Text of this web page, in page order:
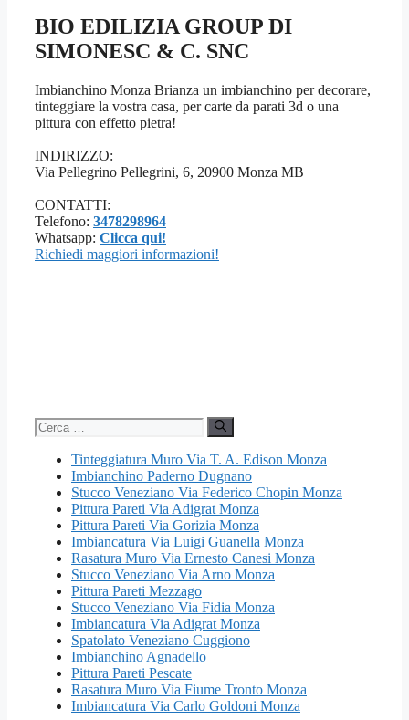
BIO EDILIZIA GROUP DI
SIMONESC & C. SNC
Imbianchino Monza Brianza un imbianchino per decorare,
tinteggiare la vostra casa, per carte da parati 3d o una
pittura con effetto pietra!
INDIRIZZO:
Via Pellegrino Pellegrini, 6, 20900 Monza MB
CONTATTI:
Telefono: 3478298964
Whatsapp: Clicca qui!
Richiedi maggiori informazioni!
Ricerca
per:
Tinteggiatura Muro Via T. A. Edison Monza
Imbianchino Paderno Dugnano
Stucco Veneziano Via Federico Chopin Monza
Pittura Pareti Via Adigrat Monza
Pittura Pareti Via Gorizia Monza
Imbiancatura Via Luigi Guanella Monza
Rasatura Muro Via Ernesto Canesi Monza
Stucco Veneziano Via Arno Monza
Pittura Pareti Mezzago
Stucco Veneziano Via Fidia Monza
Imbiancatura Via Adigrat Monza
Spatolato Veneziano Cuggiono
Imbianchino Agnadello
Pittura Pareti Pescate
Rasatura Muro Via Fiume Tronto Monza
Imbiancatura Via Carlo Goldoni Monza